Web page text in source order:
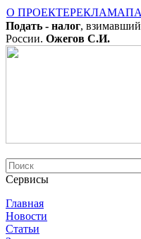
О ПРОЕКТЕРЕКЛАМА
Подать - налог,
России. Ожегов С.И.
Сервисы
Главная
Новости
Cтатьи